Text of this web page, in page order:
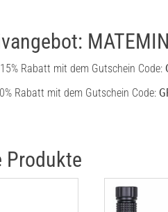
Rabatt mit dem Gutschein Code:
Rabatt mit dem Gutschein Code:
Produkte